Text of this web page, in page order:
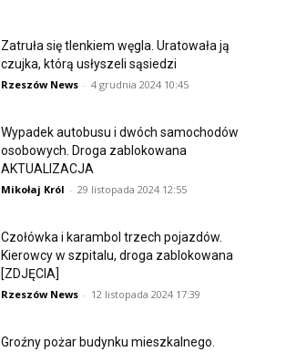
Zatruła się tlenkiem węgla. Uratowała ją
czujka, którą usłyszeli sąsiedzi
Rzeszów News - 4 grudnia 2024 10:45
Wypadek autobusu i dwóch samochodów
osobowych. Droga zablokowana
AKTUALIZACJA
Mikołaj Król - 29 listopada 2024 12:55
Czołówka i karambol trzech pojazdów.
Kierowcy w szpitalu, droga zablokowana
[ZDJĘCIA]
Rzeszów News - 12 listopada 2024 17:39
Groźny pożar budynku mieszkalnego.